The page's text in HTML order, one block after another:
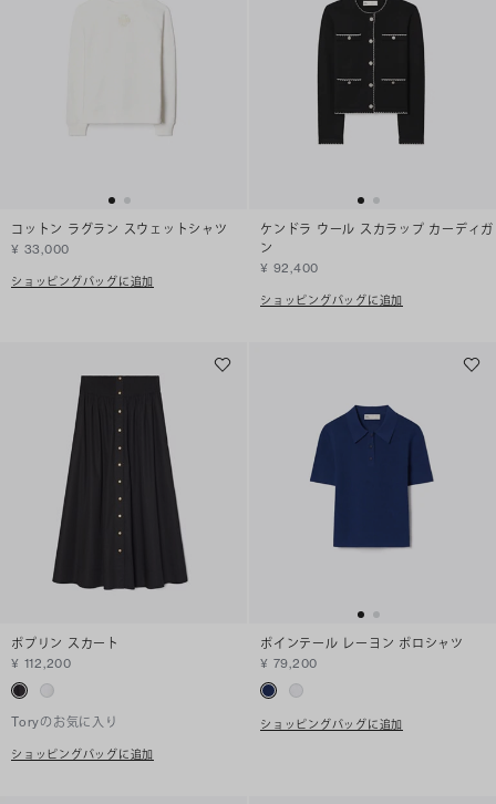
コットン ラグラン スウェットシャツ
¥ 33,000
ショッピングバッグに追加
ケンドラ ウール スカラップ カーディガ
ン
¥ 92,400
ショッピングバッグに追加
ポプリン スカート
¥ 112,200
Toryのお気に入り
ショッピングバッグに追加
ポインテール レーヨン ポロシャツ
¥ 79,200
ショッピングバッグに追加